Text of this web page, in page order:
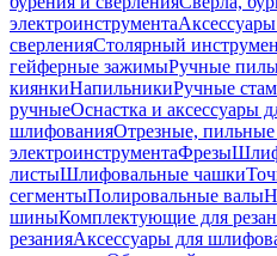
электроинструмента
сверленияСтолярный
гейферные зажимыРучные
киянкиНапильникиРучные
ручныеОснастка и аксессуары
шлифованияОтрезные, пильные
электроинструментаФрезы
листыШлифовальные чашки
сегментыПолировальные валы
шиныКомплектующие для
резанияАксессуары для